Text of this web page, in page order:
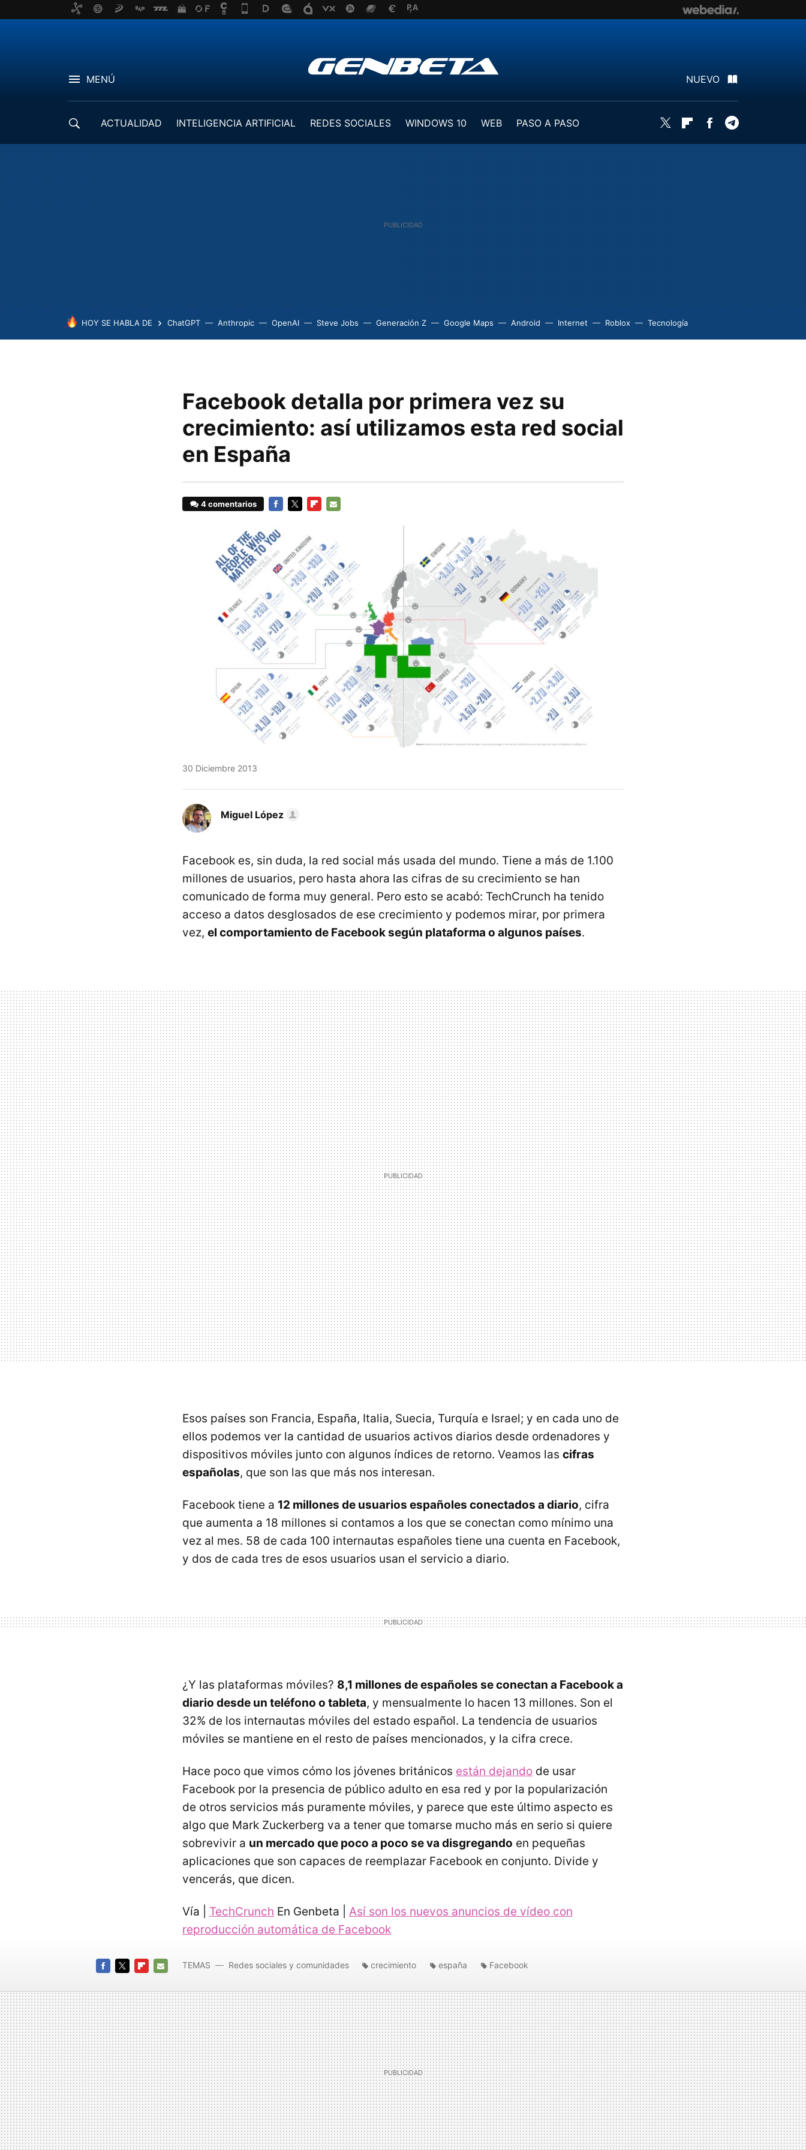
MENÚ NUEVO
ACTUALIDAD INTELIGENCIA ARTIFICIAL REDES SOCIALES WINDOWS 10 WEB
PASO A PASO
Twitter FlipboardFacebook
HOY SE HABLA DE ChatGPT Anthropic OpenAI Steve Jobs Generación Z Google Maps Android Internet Roblox Tecnología
Facebook detalla por primera vez su
crecimiento: así utilizamos esta red social
en España
4 comentarios
30 Diciembre 2013
Miguel López
Facebook es, sin duda, la red social más usada del mundo. Tiene a más de 1.100
millones de usuarios, pero hasta ahora las cifras de su crecimiento se han
comunicado de forma muy general. Pero esto se acabó: TechCrunch ha tenido
acceso a datos desglosados de ese crecimiento y podemos mirar, por primera
vez, el comportamiento de Facebook según plataforma o algunos países.
Esos países son Francia, España, Italia, Suecia, Turquía e Israel; y en cada uno de
ellos podemos ver la cantidad de usuarios activos diarios desde ordenadores y
dispositivos móviles junto con algunos índices de retorno. Veamos las cifras
españolas, que son las que más nos interesan.
Facebook tiene a 12 millones de usuarios españoles conectados a diario, cifra
que aumenta a 18 millones si contamos a los que se conectan como mínimo una
vez al mes. 58 de cada 100 internautas españoles tiene una cuenta en Facebook,
y dos de cada tres de esos usuarios usan el servicio a diario.
¿Y las plataformas móviles? 8,1 millones de españoles se conectan a Facebook a
diario desde un teléfono o tableta, y mensualmente lo hacen 13 millones. Son el
32% de los internautas móviles del estado español. La tendencia de usuarios
móviles se mantiene en el resto de países mencionados, y la cifra crece.
Hace poco que vimos cómo los jóvenes británicos están dejando de usar
Facebook por la presencia de público adulto en esa red y por la popularización
de otros servicios más puramente móviles, y parece que este último aspecto es
algo que Mark Zuckerberg va a tener que tomarse mucho más en serio si quiere
sobrevivir a un mercado que poco a poco se va disgregando en pequeñas
aplicaciones que son capaces de reemplazar Facebook en conjunto. Divide y
vencerás, que dicen.
Vía | TechCrunch En Genbeta | Así son los nuevos anuncios de vídeo con
reproducción automática de Facebook
MAIL
TEMAS Redes sociales y comunidades crecimiento españa Facebook